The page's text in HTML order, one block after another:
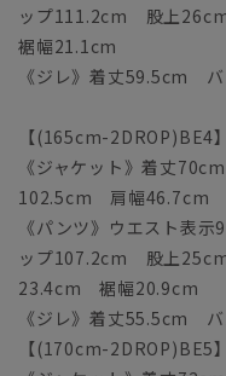
ップ111.2cm 股上
裾幅21.1cm
《ジレ》着丈59.5cm
【(165cm-2DROP)BE4】
《ジャケット》着丈
102.5cm 肩幅46.7cm
《パンツ》ウエスト表
ップ107.2cm 股上
23.4cm 裾幅20.9cm
《ジレ》着丈55.5cm
【(170cm-2DROP)BE5】